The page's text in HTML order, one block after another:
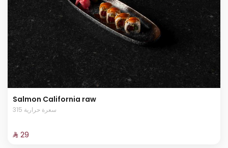
Salmon California raw
315 سعرة حرارية
⁨⁦‪‬ 29⁩